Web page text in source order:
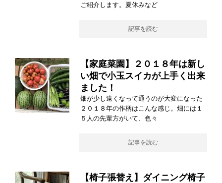
ご紹介します。夏休みなど
記事を読む
【家庭菜園】２０１８年は新し
い畑で小玉スイカが上手く出来
ました！
畑が少し遠くなって通うのが大変になった
２０１８年の作柄はこんな感じ。畑には１
５人の先輩方がいて、色々
記事を読む
【椅子張替え】ダイニング椅子